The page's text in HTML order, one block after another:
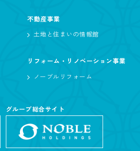
不動産事業
土地と住まいの情報館
リフォーム・リノベーション事業
ノーブルリフォーム
グループ総合サイト